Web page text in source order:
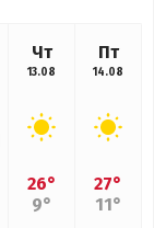
Чт
13.08
26°
9°
Пт
14.08
27°
11°